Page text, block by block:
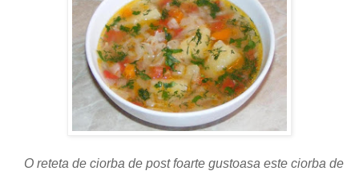
O reteta de ciorba de post foarte gustoasa este ciorba de